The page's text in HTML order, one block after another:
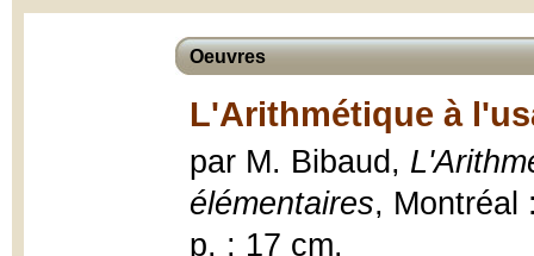
Oeuvres
L'Arithmétique à
par M. Bibaud,
élémentaires, Montréal
p. ; 17 cm.